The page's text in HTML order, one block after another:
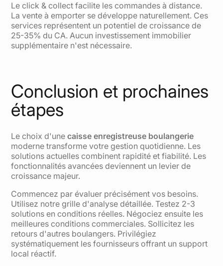
Le click & collect facilite les commandes à distance.
La vente à emporter se développe naturellement. Ces
services représentent un potentiel de croissance de
25-35% du CA. Aucun investissement immobilier
supplémentaire n'est nécessaire.
Conclusion et prochaines
étapes
Le choix d'unecaisse enregistreuse boulangerie
moderne transforme votre gestion quotidienne. Les
solutions actuelles combinent rapidité et fiabilité. Les
fonctionnalités avancées deviennent un levier de
croissance majeur.
Commencez par évaluer précisément vos besoins.
Utilisez notre grille d'analyse détaillée. Testez 2-3
solutions en conditions réelles. Négociez ensuite les
meilleures conditions commerciales. Sollicitez les
retours d'autres boulangers. Privilégiez
systématiquement les fournisseurs offrant un support
local réactif.